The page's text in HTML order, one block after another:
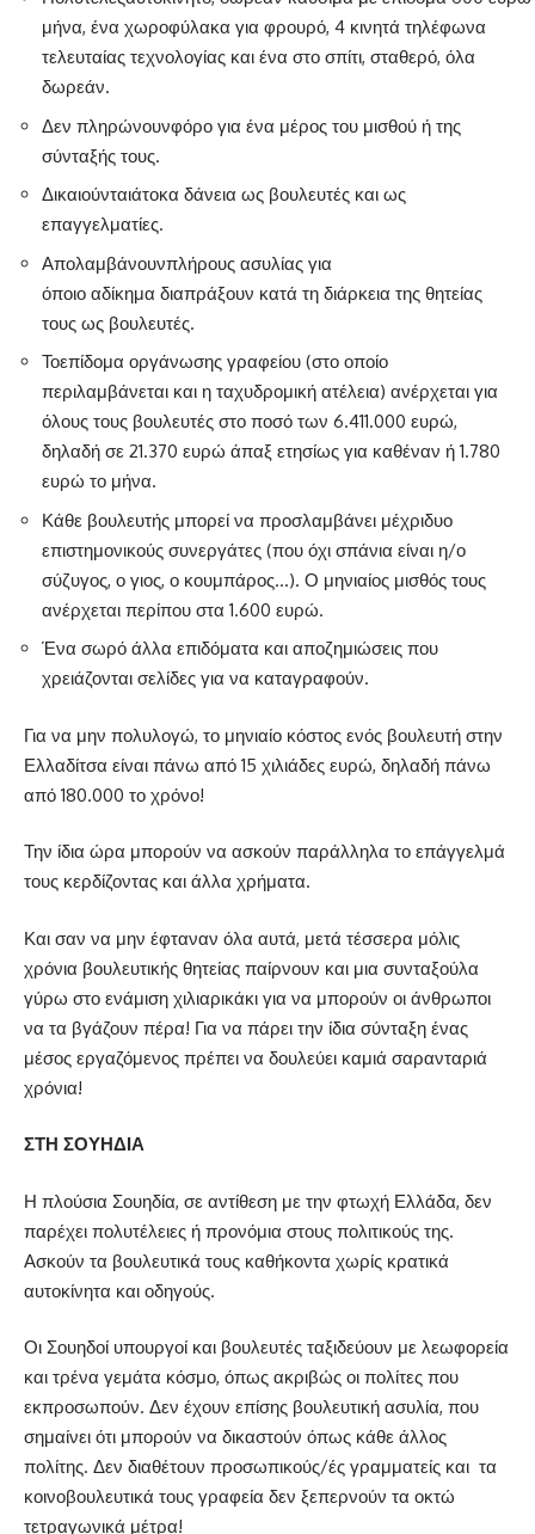
μήνα, ένα χωροφύλακα για φρουρό, 4 κινητά τηλέφωνα
τελευταίας τεχνολογίας και ένα στο σπίτι, σταθερό, όλα
δωρεάν.
Δεν πληρώνουνφόρο για ένα μέρος του μισθού ή της
σύνταξής τους.
Δικαιούνταιάτοκα δάνεια ως βουλευτές και ως
επαγγελματίες.
Απολαμβάνουνπλήρους ασυλίας για
όποιο αδίκημα διαπράξουν κατά τη διάρκεια της θητείας
τους ως βουλευτές.
Τοεπίδομα οργάνωσης γραφείου (στο οποίο
περιλαμβάνεται και η ταχυδρομική ατέλεια) ανέρχεται για
όλους τους βουλευτές στο ποσό των 6.411.000 ευρώ,
δηλαδή σε 21.370 ευρώ άπαξ ετησίως για καθέναν ή 1.780
ευρώ το μήνα.
Κάθε βουλευτής μπορεί να προσλαμβάνει μέχριδυο
επιστημονικούς συνεργάτες (που όχι σπάνια είναι η/ο
σύζυγος, ο γιος, ο κουμπάρος…). Ο μηνιαίος μισθός τους
ανέρχεται περίπου στα 1.600 ευρώ.
Ένα σωρό άλλα επιδόματα και αποζημιώσεις που
χρειάζονται σελίδες για να καταγραφούν.
Για να μην πολυλογώ, το μηνιαίο κόστος ενός βουλευτή στην
Ελλαδίτσα είναι πάνω από 15 χιλιάδες ευρώ, δηλαδή πάνω
από 180.000 το χρόνο!
Την ίδια ώρα μπορούν να ασκούν παράλληλα το επάγγελμά
τους κερδίζοντας και άλλα χρήματα.
Και σαν να μην έφταναν όλα αυτά, μετά τέσσερα μόλις
χρόνια βουλευτικής θητείας παίρνουν και μια συνταξούλα
γύρω στο ενάμιση χιλιαρικάκι για να μπορούν οι άνθρωποι
να τα βγάζουν πέρα! Για να πάρει την ίδια σύνταξη ένας
μέσος εργαζόμενος πρέπει να δουλεύει καμιά σαρανταριά
χρόνια!
ΣΤΗ ΣΟΥΗΔΙΑ
Η πλούσια Σουηδία, σε αντίθεση με την φτωχή Ελλάδα, δεν
παρέχει πολυτέλειες ή προνόμια στους πολιτικούς της.
Ασκούν τα βουλευτικά τους καθήκοντα χωρίς κρατικά
αυτοκίνητα και οδηγούς.
Οι Σουηδοί υπουργοί και βουλευτές ταξιδεύουν με λεωφορεία
και τρένα γεμάτα κόσμο, όπως ακριβώς οι πολίτες που
εκπροσωπούν. Δεν έχουν επίσης βουλευτική ασυλία, που
σημαίνει ότι μπορούν να δικαστούν όπως κάθε άλλος
πολίτης. Δεν διαθέτουν προσωπικούς/ές γραμματείς και τα
κοινοβουλευτικά τους γραφεία δεν ξεπερνούν τα οκτώ
τετραγωνικά μέτρα!